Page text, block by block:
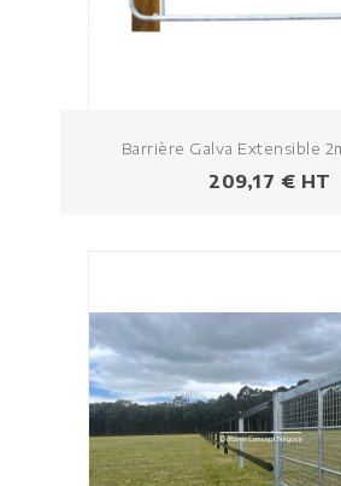
Barrière Galva Extensible
Prezzo
209,17 € HT